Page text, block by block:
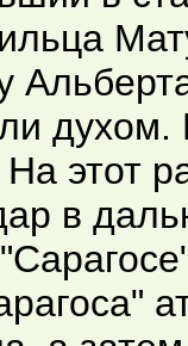
духом.
этот
в